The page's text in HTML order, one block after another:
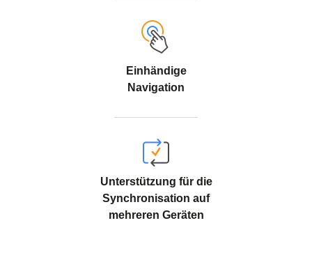
Einhändige
Navigation
Unterstützung für die
Synchronisation auf
mehreren Geräten